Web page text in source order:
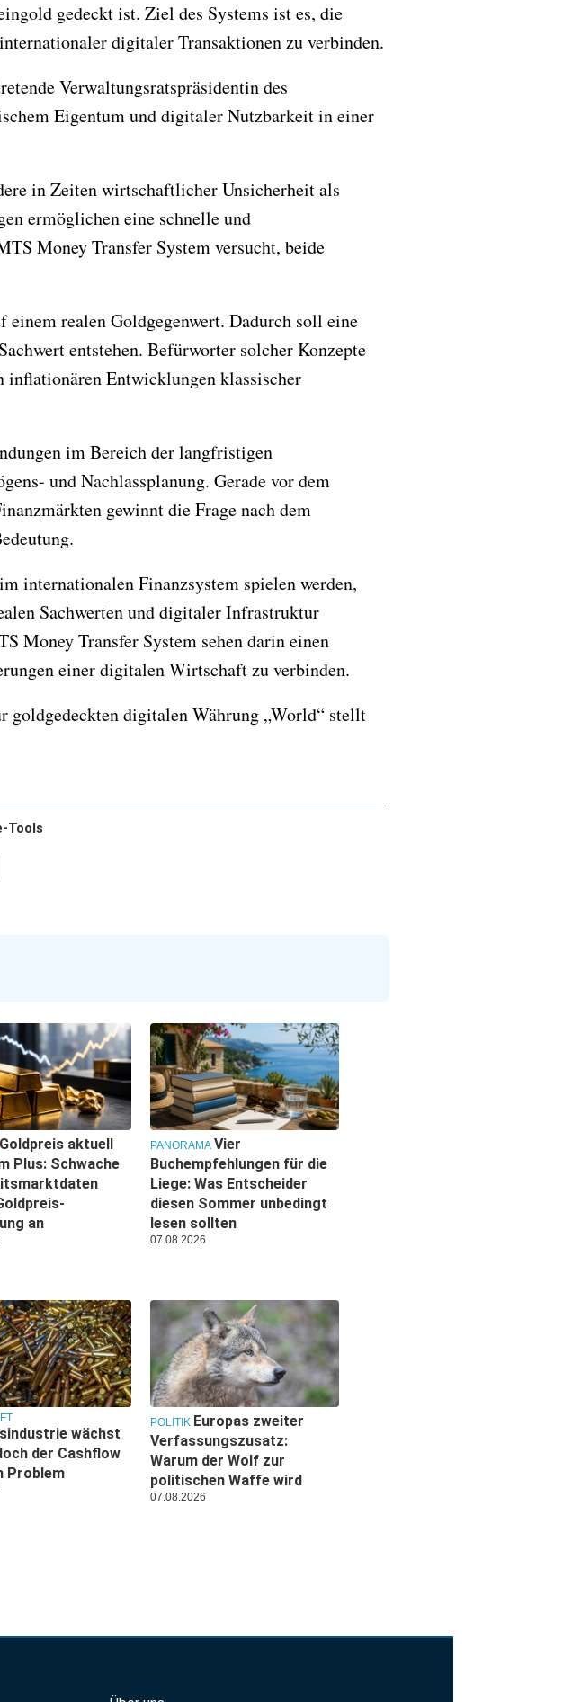
gedeckt ist. Ziel des Systems ist es, die
digitaler Transaktionen zu verbinden.
Verwaltungsratspräsidentin des
Eigentum und digitaler Nutzbarkeit in einer
in Zeiten wirtschaftlicher Unsicherheit als
ermöglichen eine schnelle und
Money Transfer System versucht, beide
realen Goldgegenwert. Dadurch soll eine
entstehen. Befürworter solcher Konzepte
inflationären Entwicklungen klassischer
im Bereich der langfristigen
und Nachlassplanung. Gerade vor dem
gewinnt die Frage nach dem
internationalen Finanzsystem spielen werden,
Sachwerten und digitaler Infrastruktur
Money Transfer System sehen darin einen
einer digitalen Wirtschaft zu verbinden.
goldgedeckten digitalen Währung „World“ stellt
Tools
Goldpreis aktuell
Plus: Schwache
an
PANORAMA Vier
Buchempfehlungen für die
Liege: Was Entscheider
diesen Sommer unbedingt
lesen sollten
07.08.2026
wächst
der Cashflow
Problem
POLITIK Europas zweiter
Verfassungszusatz:
Warum der Wolf zur
politischen Waffe wird
07.08.2026